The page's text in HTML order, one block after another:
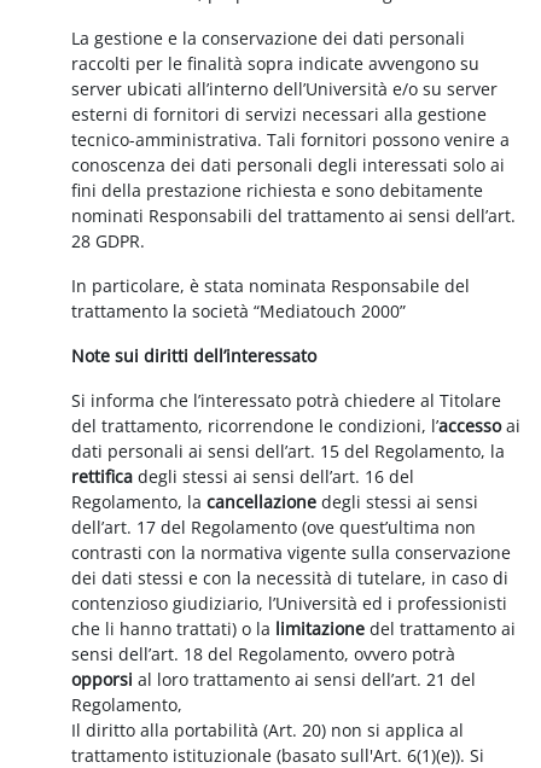
La gestione e la conservazione dei dati personali
raccolti per le finalità sopra indicate avvengono su
server ubicati all’interno dell’Università e/o su server
esterni di fornitori di servizi necessari alla gestione
tecnico-amministrativa. Tali fornitori possono venire a
conoscenza dei dati personali degli interessati solo ai
fini della prestazione richiesta e sono debitamente
nominati Responsabili del trattamento ai sensi dell’art.
28 GDPR.
In particolare, è stata nominata Responsabile del
trattamento la società “Mediatouch 2000”
Note sui diritti dell’interessato
Si informa che l’interessato potrà chiedere al Titolare
del trattamento, ricorrendone le condizioni, l’accessoai
dati personali ai sensi dell’art. 15 del Regolamento, la
rettificadegli stessi ai sensi dell’art. 16 del
Regolamento, lacancellazione degli stessi ai sensi
dell’art. 17 del Regolamento (ove quest’ultima non
contrasti con la normativa vigente sulla conservazione
dei dati stessi e con la necessità di tutelare, in caso di
contenzioso giudiziario, l’Università ed i professionisti
che li hanno trattati) o la limitazione del trattamento ai
sensi dell’art. 18 del Regolamento, ovvero potrà
opporsi al loro trattamento ai sensi dell’art. 21 del
Regolamento,
Il diritto alla portabilità (Art. 20) non si applica al
trattamento istituzionale (basato sull'Art. 6(1)(e)). Si